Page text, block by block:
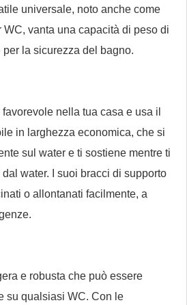
universale, noto anche come
vanta una capacità di peso di
la sicurezza del bagno.
nella tua casa e usa il
in larghezza economica, che si
sul water e ti sostiene mentre ti
water. I suoi bracci di supporto
o allontanati facilmente, a
e robusta che può essere
su qualsiasi WC. Con le